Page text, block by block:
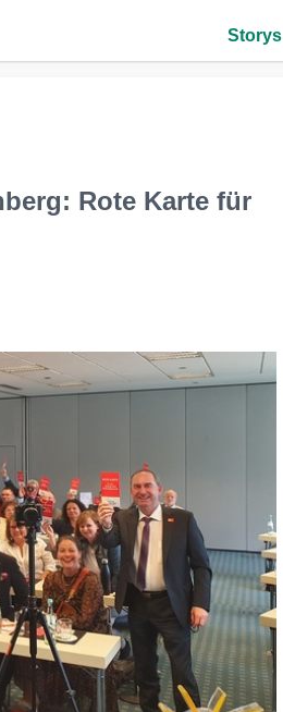
Storys
Rote Karte für